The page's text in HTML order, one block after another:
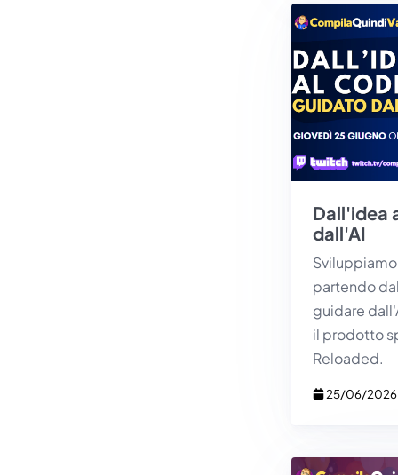
Dall'idea
dall'AI
partendo
guidare
il prodotto
Reloaded.
25/06/2026